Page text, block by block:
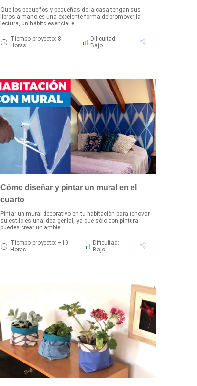
Que los pequeños y pequeñas de la casa tengan sus
libros a mano es una excelente forma de promover la
lectura, un hábito esencial e...
Tiempo proyecto: 8
Horas
Dificultad:
Bajo
Cómo diseñar y pintar un mural en el
cuarto
Pintar un mural decorativo en tu habitación para renovar
su estilo es una idea genial, ya que sólo con pintura
puedes crear un ambie...
Tiempo proyecto: +10
Horas
Dificultad:
Bajo